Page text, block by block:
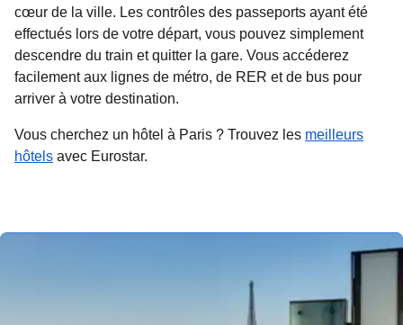
cœur de la ville. Les contrôles des passeports ayant été
effectués lors de votre départ, vous pouvez simplement
descendre du train et quitter la gare. Vous accéderez
facilement aux lignes de métro, de RER et de bus pour
arriver à votre destination.
Vous cherchez un hôtel à Paris ? Trouvez les meilleurs
hôtels avec Eurostar.